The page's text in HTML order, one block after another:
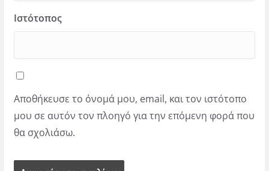
Ιστότοπος
Αποθήκευσε το όνομά μου, email, και τον ιστότοπο
μου σε αυτόν τον πλοηγό για την επόμενη φορά που
θα σχολιάσω.